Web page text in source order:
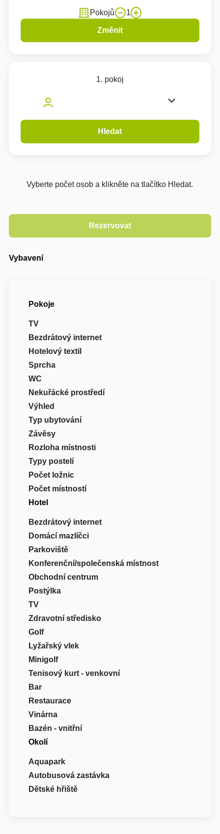
Pokojů 1
Změnit
1. pokoj
Hledat
Vyberte počet osob a klikněte na tlačítko Hledat.
Vybavení
Pokoje
TV
Bezdrátový internet
Hotelový textil
Sprcha
WC
Nekuřácké prostředí
Výhled
Typ ubytování
Závěsy
Rozloha místnosti
Typy postelí
Počet ložnic
Počet místností
Hotel
Bezdrátový internet
Domácí mazlíčci
Parkoviště
Konferenční/společenská místnost
Obchodní centrum
Postýlka
TV
Zdravotní středisko
Golf
Lyžařský vlek
Minigolf
Tenisový kurt - venkovní
Bar
Restaurace
Vinárna
Bazén - vnitřní
Okolí
Aquapark
Autobusová zastávka
Dětské hřiště